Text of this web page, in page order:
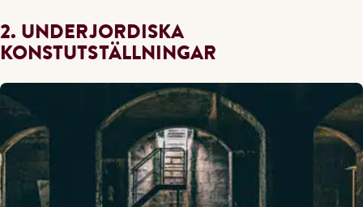
2. UNDERJORDISKA
KONSTUTSTÄLLNINGAR